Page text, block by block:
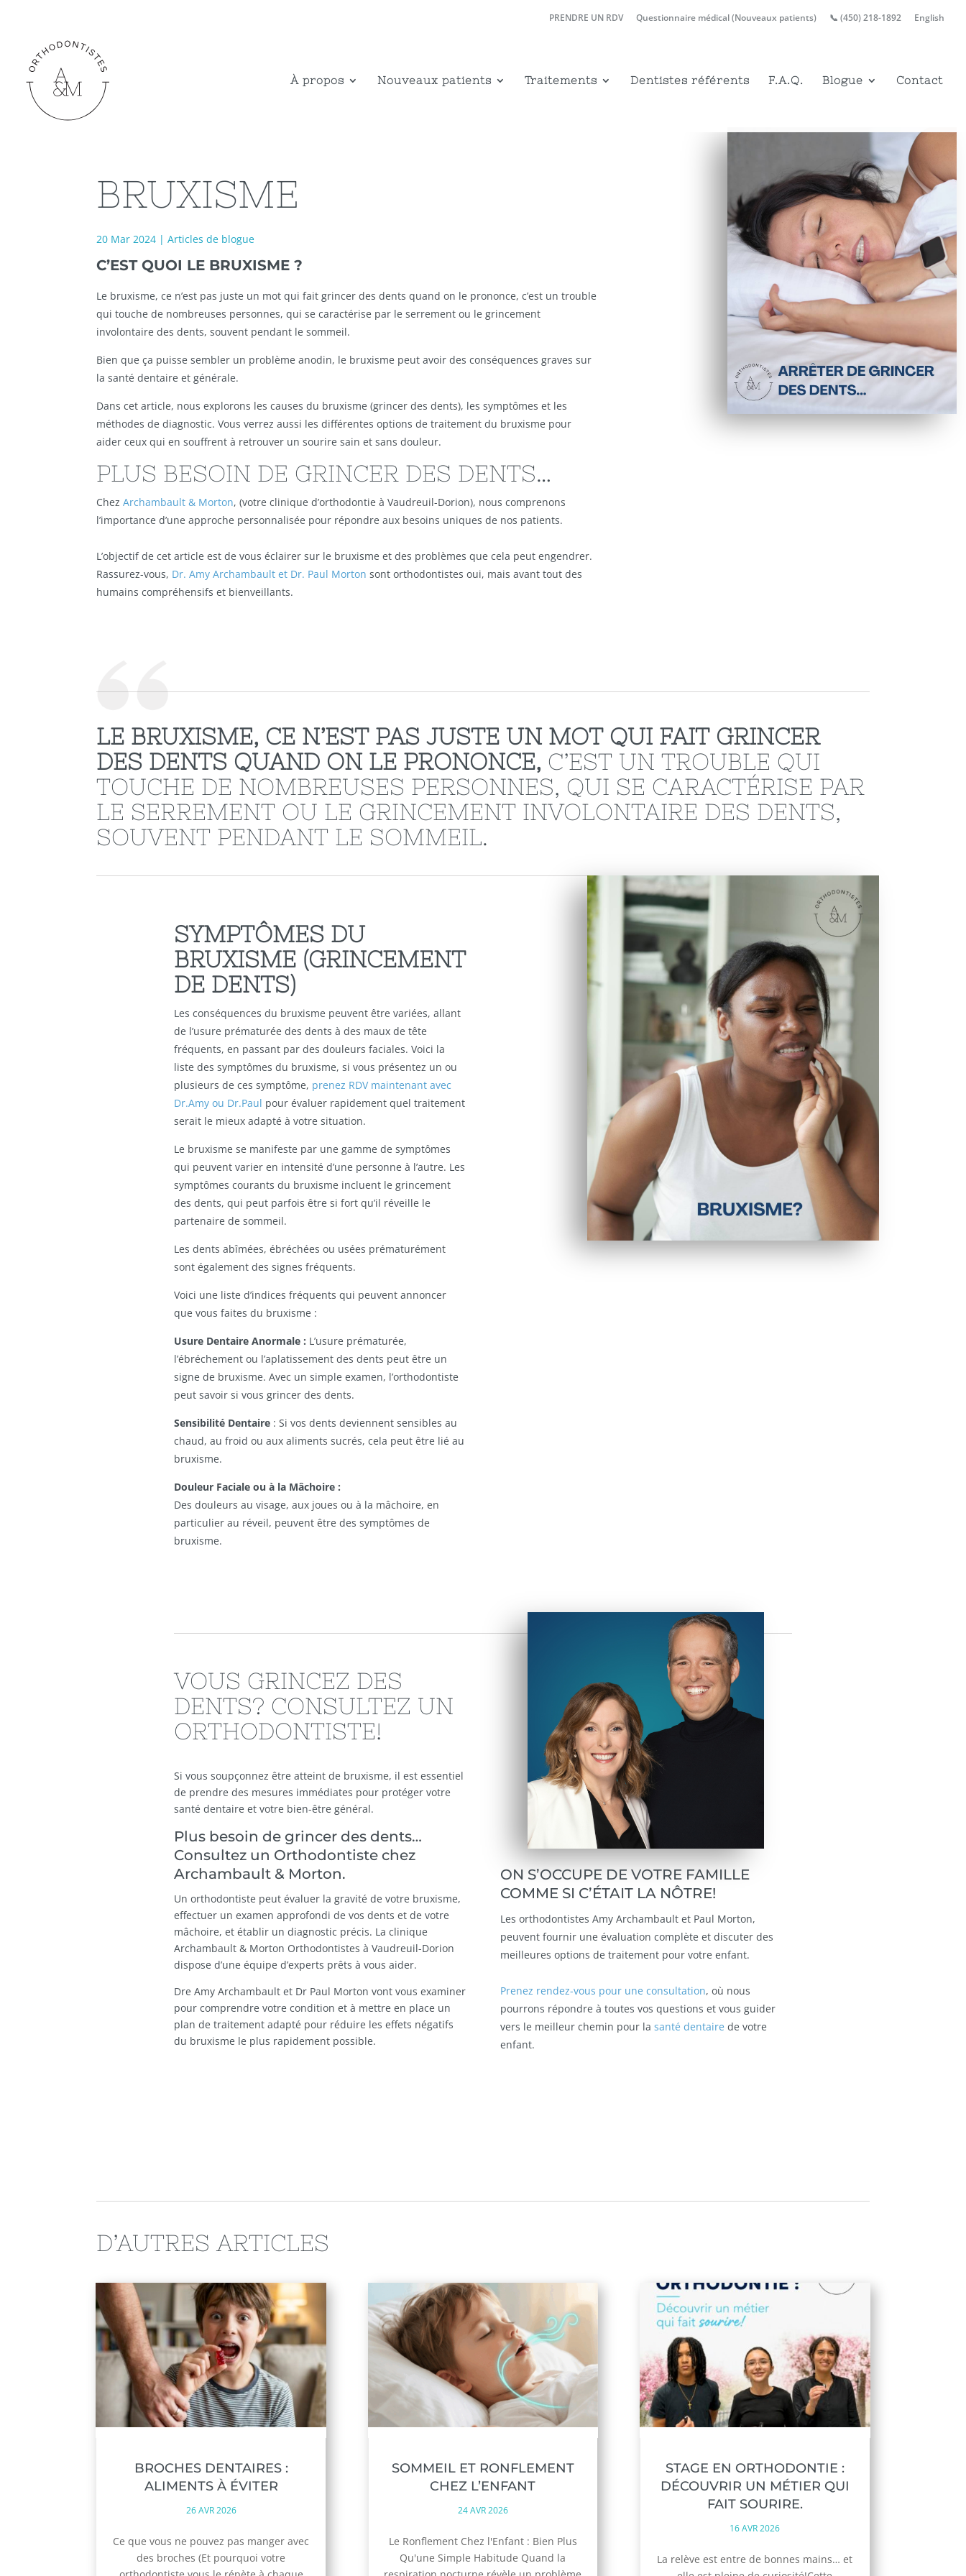
PRENDRE UN RDV Questionnaire médical (Nouveaux patients) 📞 (450) 218-1892 English
À propos Nouveaux patients Traitements Dentistes référents F.A.Q. Blogue Contact
BRUXISME
20 Mar 2024 |Articles de blogue
C’EST QUOI LE BRUXISME ?
Le bruxisme, ce n’est pas juste un mot qui fait grincer des dents quand on le prononce, c’est un trouble
qui touche de nombreuses personnes, qui se caractérise par le serrement ou le grincement
involontaire des dents, souvent pendant le sommeil.
Bien que ça puisse sembler un problème anodin, le bruxisme peut avoir des conséquences graves sur
la santé dentaire et générale.
Dans cet article, nous explorons les causes du bruxisme (grincer des dents), les symptômes et les
méthodes de diagnostic. Vous verrez aussi les différentes options de traitement du bruxisme pour
aider ceux qui en souffrent à retrouver un sourire sain et sans douleur.
PLUS BESOIN DE GRINCER DES DENTS…
ChezArchambault & Morton, (votre clinique d’orthodontie à Vaudreuil-Dorion), nous comprenons
l’importance d’une approche personnalisée pour répondre aux besoins uniques de nos patients.
L’objectif de cet article est de vous éclairer sur le bruxisme et des problèmes que cela peut engendrer.
Rassurez-vous, Dr. Amy Archambault et Dr. Paul Morton sont orthodontistes oui, mais avant tout des
humains compréhensifs et bienveillants.
LE BRUXISME, CE N’EST PAS JUSTE UN MOT QUI FAIT GRINCER
DES DENTS QUAND ON LE PRONONCE, C’EST UN TROUBLE QUI
TOUCHE DE NOMBREUSES PERSONNES, QUI SE CARACTÉRISE PAR
LE SERREMENT OU LE GRINCEMENT INVOLONTAIRE DES DENTS,
SOUVENT PENDANT LE SOMMEIL.
SYMPTÔMES DU
BRUXISME (GRINCEMENT
DE DENTS)
Les conséquences du bruxisme peuvent être variées, allant
de l’usure prématurée des dents à des maux de tête
fréquents, en passant par des douleurs faciales. Voici la
liste des symptômes du bruxisme, si vous présentez un ou
plusieurs de ces symptôme, prenez RDV maintenant avec
Dr.Amy ou Dr.Paul pour évaluer rapidement quel traitement
serait le mieux adapté à votre situation.
Le bruxisme se manifeste par une gamme de symptômes
qui peuvent varier en intensité d’une personne à l’autre. Les
symptômes courants du bruxisme incluent le grincement
des dents, qui peut parfois être si fort qu’il réveille le
partenaire de sommeil.
Les dents abîmées, ébréchées ou usées prématurément
sont également des signes fréquents.
Voici une liste d’indices fréquents qui peuvent annoncer
que vous faites du bruxisme :
Usure Dentaire Anormale : L’usure prématurée,
l’ébréchement ou l’aplatissement des dents peut être un
signe de bruxisme. Avec un simple examen, l’orthodontiste
peut savoir si vous grincer des dents.
Sensibilité Dentaire : Si vos dents deviennent sensibles au
chaud, au froid ou aux aliments sucrés, cela peut être lié au
bruxisme.
Douleur Faciale ou à la Mâchoire :
Des douleurs au visage, aux joues ou à la mâchoire, en
particulier au réveil, peuvent être des symptômes de
bruxisme.
VOUS GRINCEZ DES
DENTS? CONSULTEZ UN
ORTHODONTISTE!
Si vous soupçonnez être atteint de bruxisme, il est essentiel
de prendre des mesures immédiates pour protéger votre
santé dentaire et votre bien-être général.
Plus besoin de grincer des dents…
Consultez un Orthodontiste chez
Archambault & Morton.
Un orthodontiste peut évaluer la gravité de votre bruxisme,
effectuer un examen approfondi de vos dents et de votre
mâchoire, et établir un diagnostic précis. La clinique
Archambault & Morton Orthodontistes à Vaudreuil-Dorion
dispose d’une équipe d’experts prêts à vous aider.
Dre Amy Archambault et Dr Paul Morton vont vous examiner
pour comprendre votre condition et à mettre en place un
plan de traitement adapté pour réduire les effets négatifs
du bruxisme le plus rapidement possible.
ON S’OCCUPE DE VOTRE FAMILLE
COMME SI C’ÉTAIT LA NÔTRE!
Les orthodontistes Amy Archambault et Paul Morton,
peuvent fournir une évaluation complète et discuter des
meilleures options de traitement pour votre enfant.
Prenez rendez-vous pour une consultation, où nous
pourrons répondre à toutes vos questions et vous guider
vers le meilleur chemin pour la santé dentaire de votre
enfant.
D’AUTRES ARTICLES
BROCHES DENTAIRES :
ALIMENTS À ÉVITER
26 AVR 2026
Ce que vous ne pouvez pas manger avec
des broches (Et pourquoi votre
SOMMEIL ET RONFLEMENT
CHEZ L’ENFANT
24 AVR 2026
Le Ronflement Chez l'Enfant : Bien Plus
Qu'une Simple Habitude Quand la
STAGE EN ORTHODONTIE :
DÉCOUVRIR UN MÉTIER QUI
FAIT SOURIRE.
16 AVR 2026
La relève est entre de bonnes mains… et